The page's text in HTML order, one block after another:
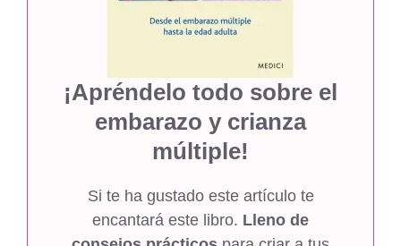
¡Apréndelo todo sobre el
embarazo y crianza
múltiple!
Si te ha gustado este artículo te
encantará este libro. Lleno de